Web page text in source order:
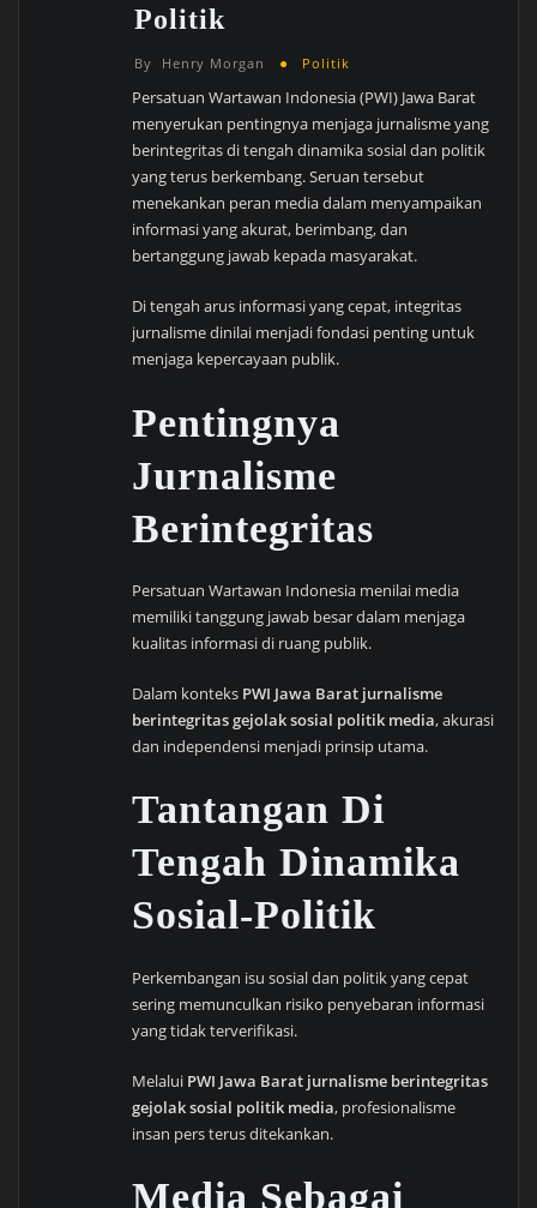
Politik
By Henry Morgan Politik
Persatuan Wartawan Indonesia (PWI) Jawa Barat
menyerukan pentingnya menjaga jurnalisme yang
berintegritas di tengah dinamika sosial dan politik
yang terus berkembang. Seruan tersebut
menekankan peran media dalam menyampaikan
informasi yang akurat, berimbang, dan
bertanggung jawab kepada masyarakat.
Di tengah arus informasi yang cepat, integritas
jurnalisme dinilai menjadi fondasi penting untuk
menjaga kepercayaan publik.
Pentingnya
Jurnalisme
Berintegritas
Persatuan Wartawan Indonesia menilai media
memiliki tanggung jawab besar dalam menjaga
kualitas informasi di ruang publik.
Dalam konteks PWI Jawa Barat jurnalisme
berintegritas gejolak sosial politik media, akurasi
dan independensi menjadi prinsip utama.
Tantangan Di
Tengah Dinamika
Sosial-Politik
Perkembangan isu sosial dan politik yang cepat
sering memunculkan risiko penyebaran informasi
yang tidak terverifikasi.
Melalui PWI Jawa Barat jurnalisme berintegritas
gejolak sosial politik media, profesionalisme
insan pers terus ditekankan.
Media Sebagai